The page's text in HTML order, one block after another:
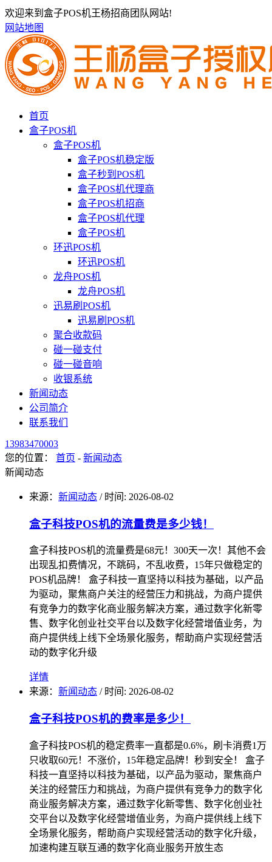
欢迎来到盒子POS机王杨招商团队网站!
网站地图
首页
盒子POS机
盒子POS机
盒子POS机稳定版
盒子秒到POS机
盒子POS机代理商
盒子POS机招商
盒子POS机代理
盒子POS机
环迅POS机
环迅POS机
龙舟POS机
龙舟POS机
迅易刷POS机
迅易刷POS机
聚合收款码
碰一碰支付
碰一碰音响
收银系统
新闻动态
公司简介
联系我们
13983470003
您的位置： 首页 - 新闻动态
新闻动态
来源： 新闻动态 / 时间: 2026-08-02
盒子科技POS机的流量费是多少钱！
盒子科技POS机的流量费是68元！300天一次！其他不会
出现乱扣费情况，不跳码，不乱收费，15年只做稳定的
POS机品牌！ 盒子科技一直坚持以科技为基础，以产品
为驱动，聚焦商户关注的经营压力和挑战，为商户提供
有竞争力的数字化商业服务解决方案，通过数字化新零
售、数字化创业社交平台以及数字化经营增值业务，为
商户提供线上线下全场景化服务，帮助商户实现经营活
动的数字化升级
详情
来源： 新闻动态 / 时间: 2026-08-02
盒子科技POS机的费率是多少！
盒子科技POS机的稳定费率一直都是0.6%，刷卡消费1万
只收取60元！不涨价，15年稳定品牌！秒到安全！ 盒子
科技一直坚持以科技为基础，以产品为驱动，聚焦商户
关注的经营压力和挑战，为商户提供有竞争力的数字化
商业服务解决方案，通过数字化新零售、数字化创业社
交平台以及数字化经营增值业务，为商户提供线上线下
全场景化服务，帮助商户实现经营活动的数字化升级，
加速构建互联互通的数字化商业服务开放生态